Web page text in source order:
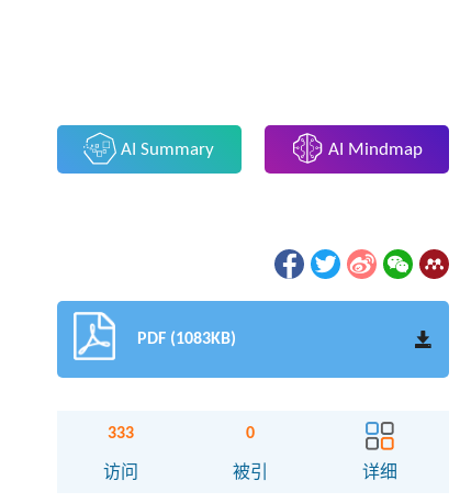
AI Summary AI Mindmap
PDF (1083KB)
333
访问
0
被引 详细